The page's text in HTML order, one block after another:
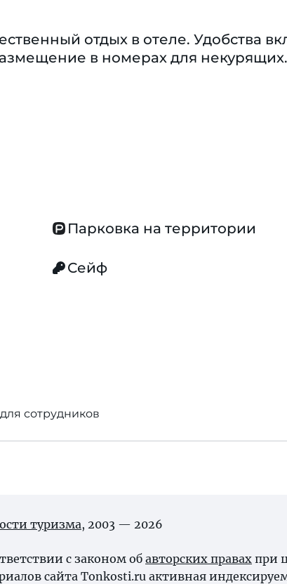
отдых в отеле. Удобства
в номерах для некурящих.
Парковка на территории
Сейф
сотрудников
туризма, 2003 — 2026
с законом об авторских правах при
сайта Tonkosti.ru активная